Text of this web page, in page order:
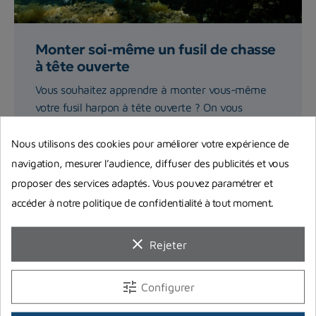
Monter soi-même un fusil de chasse
à tête ouverte
Vous souhaitez apprendre à monter vous-même
votre fusil harpon à tête ouverte ? On vous
Lire la suite
Nous utilisons des cookies pour améliorer votre expérience de
navigation, mesurer l’audience, diffuser des publicités et vous
proposer des services adaptés. Vous pouvez paramétrer et
accéder à notre politique de confidentialité à tout moment.
clear Rejeter
tune Configurer